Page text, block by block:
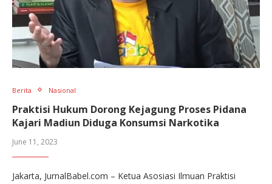
Berita Nasional
Praktisi Hukum Dorong Kejagung Proses Pidana
Kajari Madiun Diduga Konsumsi Narkotika
June 11, 2023
Jakarta, JurnalBabel.com – Ketua Asosiasi Ilmuan Praktisi